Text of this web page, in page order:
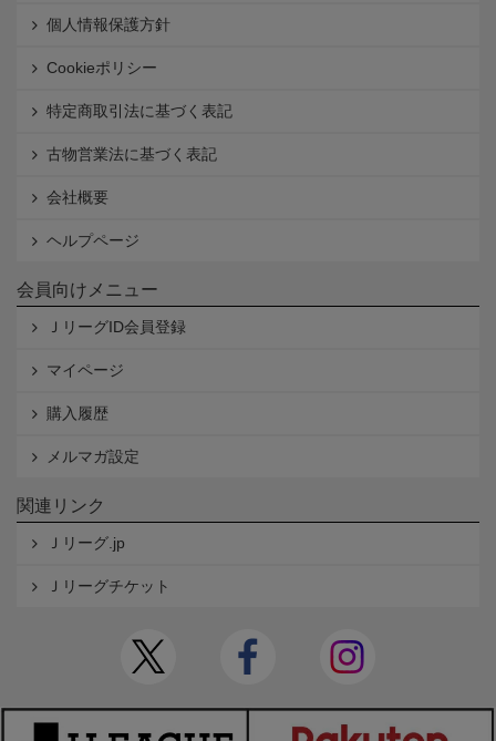
個人情報保護方針
Cookieポリシー
特定商取引法に基づく表記
古物営業法に基づく表記
会社概要
ヘルプページ
会員向けメニュー
ＪリーグID会員登録
マイページ
購入履歴
メルマガ設定
関連リンク
Ｊリーグ.jp
Ｊリーグチケット